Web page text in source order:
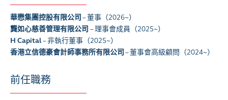
華懋集團控股有限公司 – 董事（2026~）
龔如心慈善管理有限公司 – 理事會成員（2025~）
H Capital– 非執行董事（2025~）
香港立信德豪會計師事務所有限公司 – 董事會高級顧問 （2024~）
前任職務